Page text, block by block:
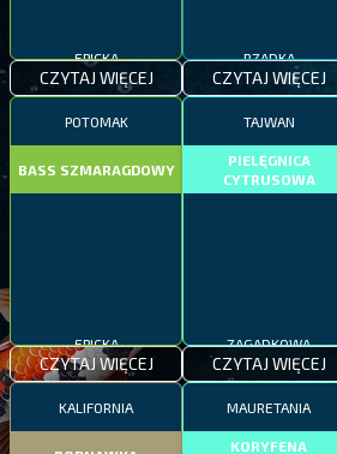
EPICKA
CZYTAJ WIĘCEJ
RZADKA
CZYTAJ WIĘCEJ
POTOMAK
BASS SZMARAGDOWY
CZYTAJ WIĘCEJ
TAJWAN
PIELĘGNICA
CYTRUSOWA
ZAGADKOWA
CZYTAJ WIĘCEJ
KALIFORNIA MAURETANIA
KORYFENA